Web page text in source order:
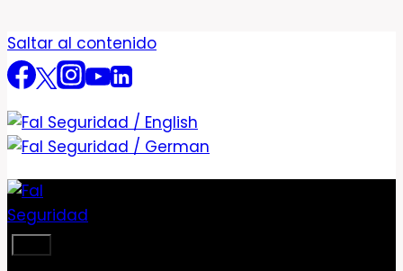
Saltar al contenido